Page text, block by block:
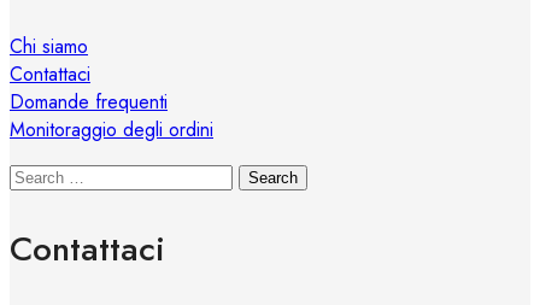
Chi siamo
Contattaci
Domande frequenti
Monitoraggio degli ordini
Search
Contattaci